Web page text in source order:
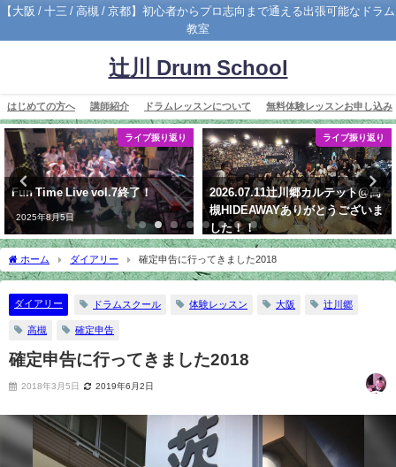
【大阪 / 十三 / 高槻 / 京都】初心者からプロ志向まで通える出張可能なドラム
教室
辻川 Drum School
はじめての方へ 講師紹介 ドラムレッスンについて 無料体験レッスンお申し込み
ライブ振り返り
Fun Time Live vol.7終了！
2025年8月5日
ライブ振り返り
2026.07.11辻川郷カルテット@高
槻HIDEAWAYありがとうございま
した！！
ホーム ダイアリー 確定申告に行ってきました2018
ダイアリー ドラムスクール 体験レッスン 大阪 辻川郷
高槻 確定申告
確定申告に行ってきました2018
2018年3月5日 2019年6月2日